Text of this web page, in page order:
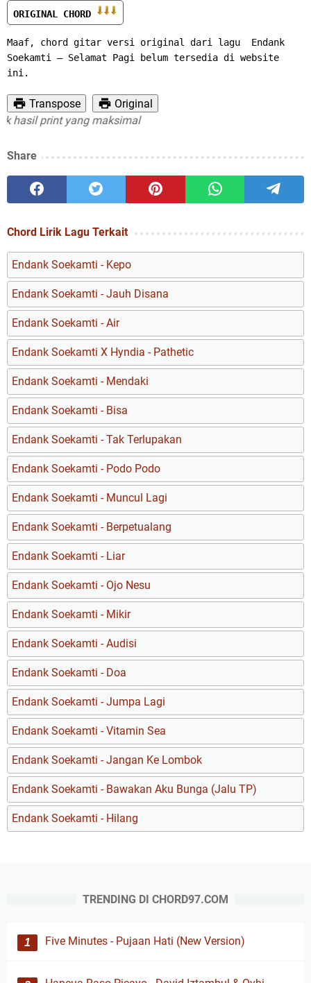
ORIGINAL CHORD
Maaf, chord gitar versi original dari lagu  Endank
Soekamti – Selamat Pagi belum tersedia di website
ini.
Transpose
Original
print yang maksimal
Share
Chord Lirik Lagu Terkait
Endank Soekamti - Kepo
Endank Soekamti - Jauh Disana
Endank Soekamti - Air
Endank Soekamti X Hyndia - Pathetic
Endank Soekamti - Mendaki
Endank Soekamti - Bisa
Endank Soekamti - Tak Terlupakan
Endank Soekamti - Podo Podo
Endank Soekamti - Muncul Lagi
Endank Soekamti - Berpetualang
Endank Soekamti - Liar
Endank Soekamti - Ojo Nesu
Endank Soekamti - Mikir
Endank Soekamti - Audisi
Endank Soekamti - Doa
Endank Soekamti - Jumpa Lagi
Endank Soekamti - Vitamin Sea
Endank Soekamti - Jangan Ke Lombok
Endank Soekamti - Bawakan Aku Bunga (Jalu TP)
Endank Soekamti - Hilang
TRENDING DI CHORD97.COM
Five Minutes - Pujaan Hati (New Version)